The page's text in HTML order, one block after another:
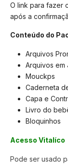
O link para fazer
após a
Conteúdo do
Arquivos
Arquivos em
Mouckps
Caderneta
Capa e
Livro do
Bloquinhos
Acesso Vitalíco
Pode ser usado